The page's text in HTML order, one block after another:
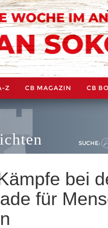
Z CB MAGAZIN CB
SUCHE:
bei
für